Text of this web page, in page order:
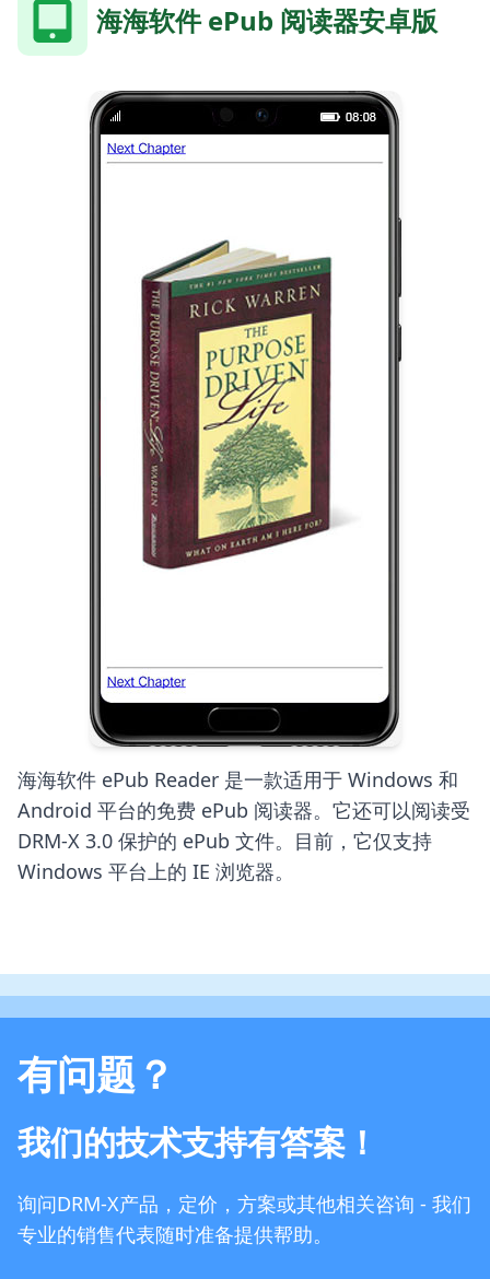
海海软件 ePub 阅读器安卓版
海海软件 ePub Reader 是一款适用于 Windows 和
Android 平台的免费 ePub 阅读器。它还可以阅读受
DRM-X 3.0 保护的 ePub 文件。目前，它仅支持
Windows 平台上的 IE 浏览器。
有问题？
我们的技术支持有答案！
询问DRM-X产品，定价，方案或其他相关咨询 - 我们
专业的销售代表随时准备提供帮助。